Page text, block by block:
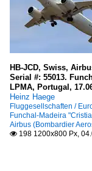
HB-JCD, Swiss,
Serial #: 55013.
LPMA, Portugal,
Heinz Haege
Fluggesellschaften /
Funchal-Madeira
Airbus (Bombardier
 198 1200x800 Px,